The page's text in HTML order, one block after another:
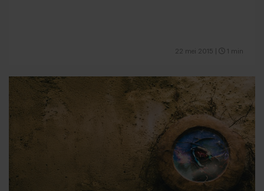
22 mei 2015 1 min